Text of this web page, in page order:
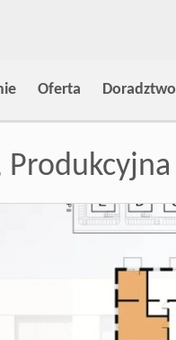
Oferta Doradztwo
Produkcyjna